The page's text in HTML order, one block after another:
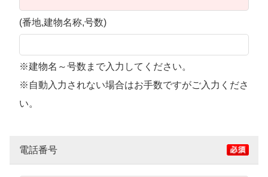
(番地,建物名称,号数)
※建物名～号数まで入力してください。
※自動入力されない場合はお手数ですがご入力くださ
い。
電話番号